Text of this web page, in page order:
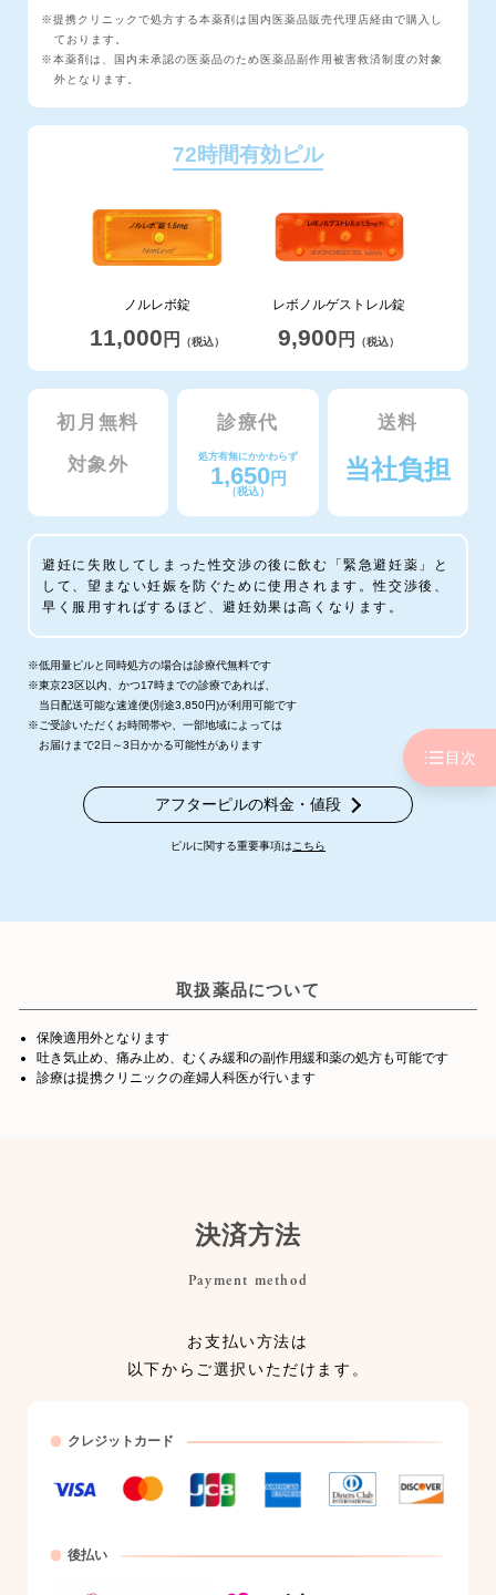
目次
※提携クリニックで処方する本薬剤は国内医薬品販売代理店経由で購入し
ております。
※本薬剤は、国内未承認の医薬品のため医薬品副作用被害救済制度の対象
外となります。
72時間有効ピル
ノルレボ錠
11,000 円 （税込）
レボノルゲストレル錠
9,900 円 （税込）
初月無料
対象外
診療代
処方有無にかかわらず
1,650円
（税込）
送料
当社負担
避妊に失敗してしまった性交渉の後に飲む「緊急避妊薬」と
して、望まない妊娠を防ぐために使用されます。性交渉後、
早く服用すればするほど、避妊効果は高くなります。
※低用量ピルと同時処方の場合は診療代無料です
※東京23区以内、かつ17時までの診療であれば、
当日配送可能な速達便(別途3,850円)が利用可能です
※ご受診いただくお時間帯や、一部地域によっては
お届けまで2日～3日かかる可能性があります
アフターピルの料金・値段
ピルに関する重要事項はこちら
取扱薬品について
保険適用外となります
吐き気止め、痛み止め、むくみ緩和の副作用緩和薬の処方も可能です
診療は提携クリニックの産婦人科医が行います
決済方法
Payment method
お支払い方法は
以下からご選択いただけます。
クレジットカード
後払い